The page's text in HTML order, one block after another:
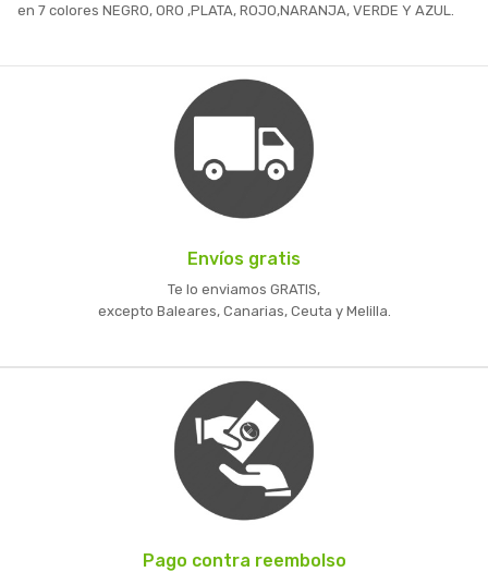
en 7 colores NEGRO, ORO ,PLATA, ROJO,NARANJA, VERDE Y AZUL.
Envíos gratis
Te lo enviamos GRATIS,
excepto Baleares, Canarias, Ceuta y Melilla.
Pago contra reembolso